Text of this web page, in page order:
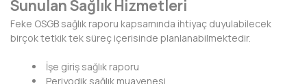
ESKİŞEHİR
GAZİANTEP
GİRESUN
Sunulan Sağlık Hizmetleri
Feke OSGB sağlık raporu kapsamında ihtiyaç duyulabilecek
birçok tetkik tek süreç içerisinde planlanabilmektedir.
İşe giriş sağlık raporu
Periyodik sağlık muayenesi